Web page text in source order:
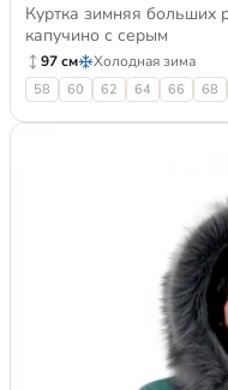
Куртка зимняя больших
капучино с серым
97 см Холодная зима
58 60 62 64 66 68